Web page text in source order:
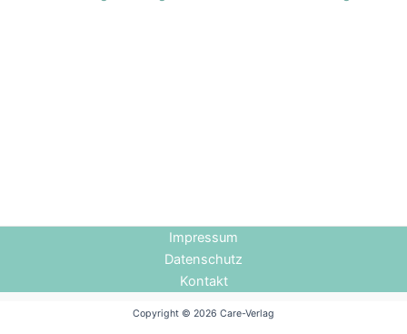
Impressum
Datenschutz
Kontakt
Copyright © 2026 Care-Verlag